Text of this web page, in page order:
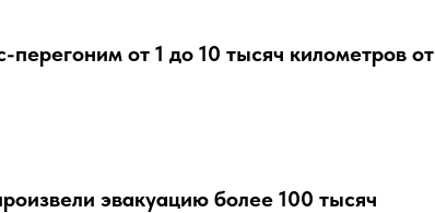
перегоним от 1 до 10 тысяч километров от
эвакуацию более 100 тысяч